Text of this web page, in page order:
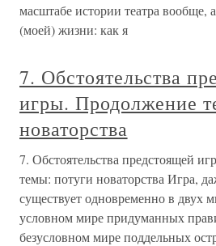
масштабе истории театра вообще,
(моей) жизни: как я
7. Обстоятельства
игры. Продолжение
новаторства
7. Обстоятельства предстоящей
темы: потуги новаторства Игра,
существует одновременно в двух
условном мире придуманных
безусловном мире поддельных